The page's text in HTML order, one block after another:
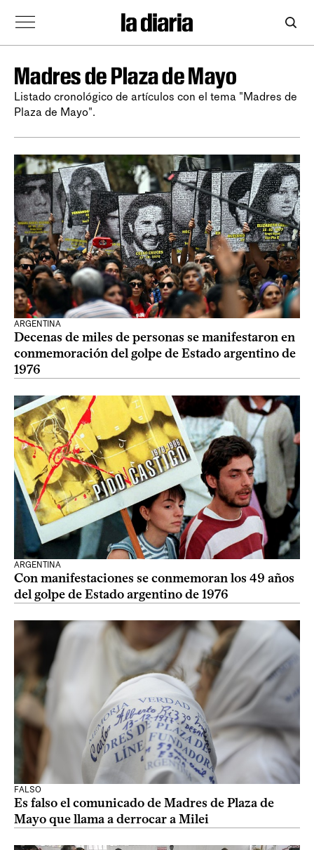
Madres de Plaza de Mayo
Listado cronológico de artículos con el tema "Madres de
Plaza de Mayo".
ARGENTINA
Decenas de miles de personas se manifestaron en
conmemoración del golpe de Estado argentino de
1976
ARGENTINA
Con manifestaciones se conmemoran los 49 años
del golpe de Estado argentino de 1976
FALSO
Es falso el comunicado de Madres de Plaza de
Mayo que llama a derrocar a Milei